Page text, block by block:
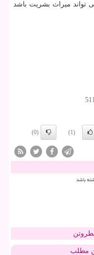
تواند میراث بشریت باشد
(1)
(0)
باشد
مطلب